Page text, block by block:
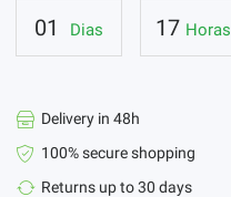
01 Dias 17 Horas
Delivery in 48h
100% secure shopping
Returns up to 30 days